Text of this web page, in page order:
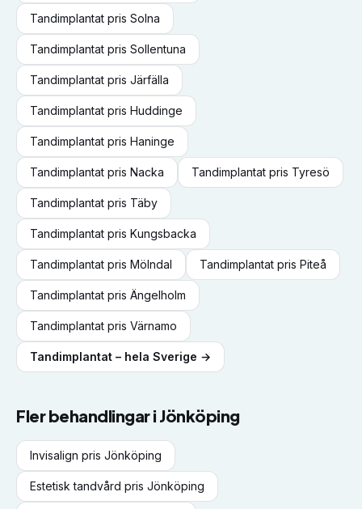
Tandimplantat pris Solna
Tandimplantat pris Sollentuna
Tandimplantat pris Järfälla
Tandimplantat pris Huddinge
Tandimplantat pris Haninge
Tandimplantat pris Nacka Tandimplantat pris Tyresö
Tandimplantat pris Täby
Tandimplantat pris Kungsbacka
Tandimplantat pris Mölndal Tandimplantat pris Piteå
Tandimplantat pris Ängelholm
Tandimplantat pris Värnamo
Tandimplantat – hela Sverige →
Fler behandlingar i Jönköping
Invisalign pris Jönköping
Estetisk tandvård pris Jönköping